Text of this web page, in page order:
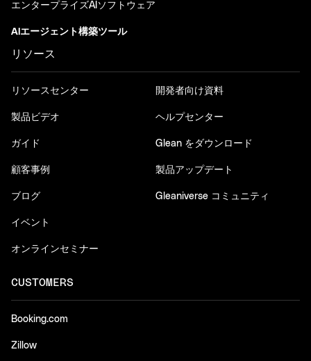
エンタープライズAIソフトウェア
AIエージェント構築ツール
リソース
リソースセンター
製品ビデオ
ガイド
顧客事例
ブログ
イベント
オンラインセミナー
開発者向け資料
ヘルプセンター
Glean をダウンロード
製品アップデート
Gleaniverse コミュニティ
CUSTOMERS
Booking.com
Zillow